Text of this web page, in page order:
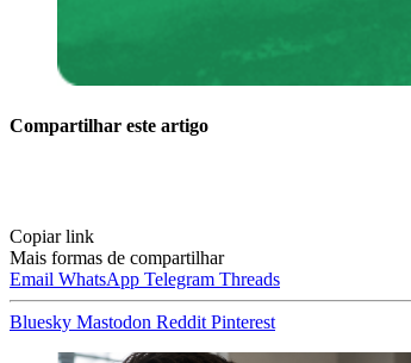
Compartilhar este artigo
Copiar link
Mais formas de compartilhar
Email WhatsApp Telegram Threads
Bluesky Mastodon Reddit Pinterest